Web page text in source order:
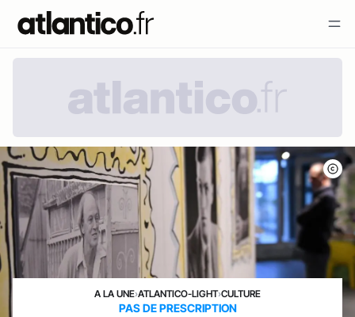
A LA UNE›ATLANTICO-LIGHT›CULTURE
PAS DE PRESCRIPTION